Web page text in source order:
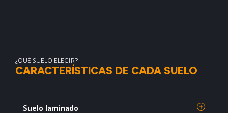
¿QUÉ SUELO ELEGIR?
CARACTERÍSTICAS DE CADA SUELO
Suelo laminado